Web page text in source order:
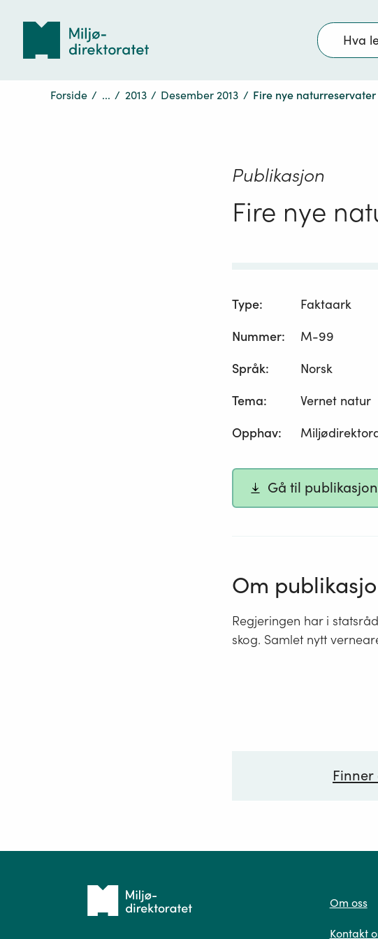
Søk
Forside / ... / 2013 / Desember 2013 / Fire nye
Publikasjon
Fire nye
Type: Faktaark
Nummer:
M-99
Språk:
Norsk
Tema:
Vernet natur
Opphav:
Gå til
Om
Regjeringen har i
skog. Samlet nytt
Tilbake
Om oss
Kontakt